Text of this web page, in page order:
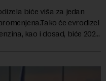
biće viša za jedan
će evrodizel
kao i dosad, biće 202